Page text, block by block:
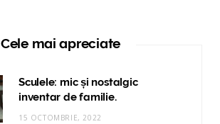
Cele mai apreciate
Sculele: mic și nostalgic
inventar de familie.
15 OCTOMBRIE, 2022